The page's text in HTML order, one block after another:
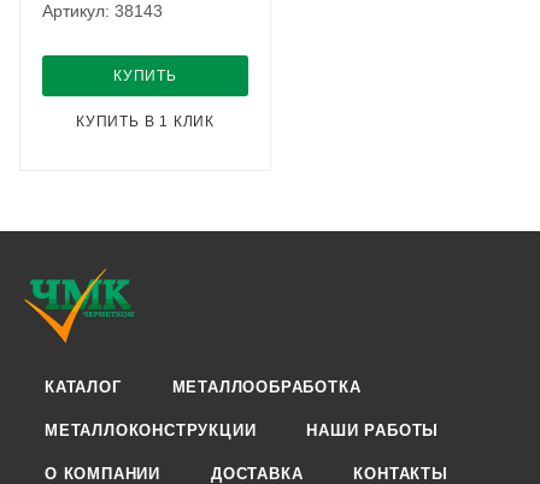
Артикул: 38143
КУПИТЬ
КУПИТЬ В 1 КЛИК
КАТАЛОГ МЕТАЛЛООБРАБОТКА
МЕТАЛЛОКОНСТРУКЦИИ НАШИ РАБОТЫ
О КОМПАНИИ ДОСТАВКА КОНТАКТЫ